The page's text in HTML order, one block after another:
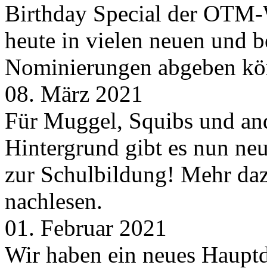
Birthday Special der
heute in vielen neuen und
Nominierungen abgeben
08. März 2021
Für Muggel, Squibs und
Hintergrund gibt es nun
zur Schulbildung! Mehr
nachlesen.
01. Februar 2021
Wir haben ein neues